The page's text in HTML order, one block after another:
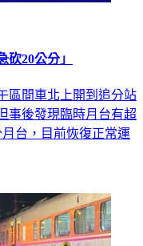
20公分」
區間車北上開到追分站
事後發現臨時月台有超
台，目前恢復正常運